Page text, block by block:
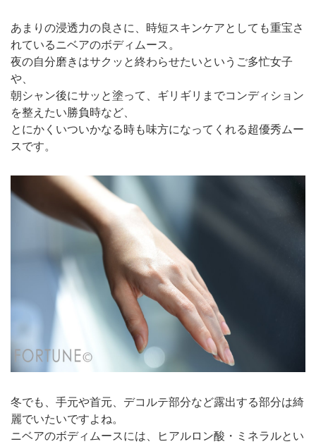
あまりの浸透力の良さに、時短スキンケアとしても重宝さ
れているニベアのボディムース。
夜の自分磨きはサクッと終わらせたいというご多忙女子
や、
朝シャン後にサッと塗って、ギリギリまでコンディション
を整えたい勝負時など、
とにかくいついかなる時も味方になってくれる超優秀ムー
スです。
冬でも、手元や首元、デコルテ部分など露出する部分は綺
麗でいたいですよね。
ニベアのボディムースには、ヒアルロン酸・ミネラルとい